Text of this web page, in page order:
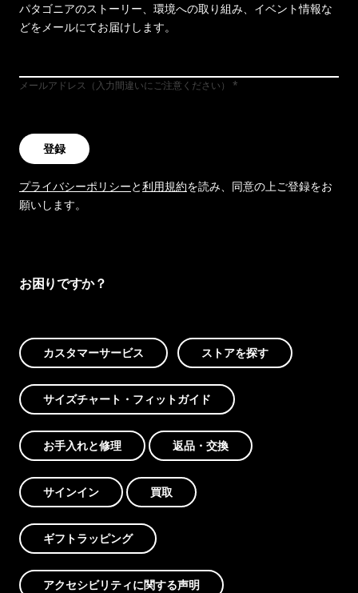
パタゴニアのストーリー、環境への取り組み、イベント情報な
どをメールにてお届けします。
メールアドレス（入力間違いにご注意ください）
登録
プライバシーポリシーと利用規約を読み、同意の上ご登録をお
願いします。
お困りですか？
カスタマーサービス ストアを探す
サイズチャート・フィットガイド
お手入れと修理 返品・交換
サインイン 買取
ギフトラッピング
アクセシビリティに関する声明